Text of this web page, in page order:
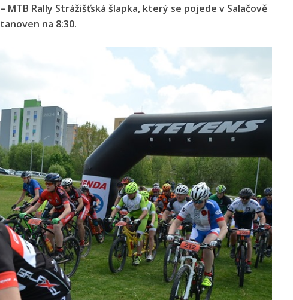
MTB Rally Strážišťská šlapka, který se pojede v Salačově
na 8:30.